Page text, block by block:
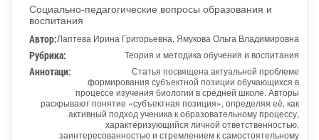
Социально-педагогические вопросы образования и
воспитания
Автор:Лаптева Ирина Григорьевна, Ямукова Ольга Владимировна
Рубрика: Теория и методика обучения и воспитания
Аннотаци:
Статья посвящена актуальной проблеме
формирования субъектной позиции обучающихся в
процессе изучения биологии в средней школе. Авторы
раскрывают понятие «субъектная позиция», определяя её, как
активный подход ученика к образовательному процессу,
характеризующийся личной ответственностью,
заинтересованностью и стремлением к самостоятельному